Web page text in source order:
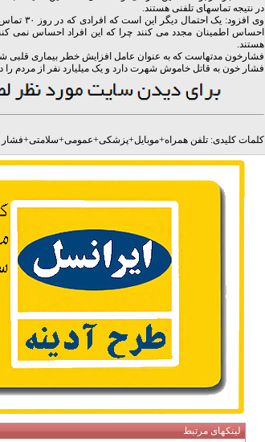
در نتیجه تماسهای تلفنی هستند.
وی افزود:
احساس اطمینان مجدد می کنند چرا که این افراد احساس
هستند.
فشارخون مدتهاست که به عنوان عامل افزایش خطر بیماری قلبی
فشار خون به قاتل خاموش شهرت دارد و یک میلیارد نفر از مردم را
کلمات کلیدی: تلفن همراه+موبایل+پزشکی+عمومی+سلامتی+
لینکهای مرتبط